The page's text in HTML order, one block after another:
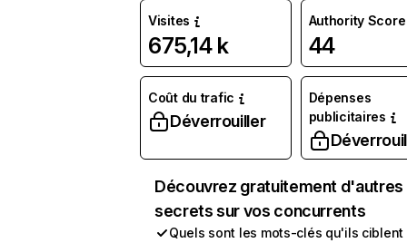
Visites
675,14 k
Authority Score
44
Coût du trafic
Déverrouiller
Dépenses
publicitaires
Découvrez gratuitement d'autres
secrets sur vos concurrents
Quels sont les mots-clés qu'ils ciblent